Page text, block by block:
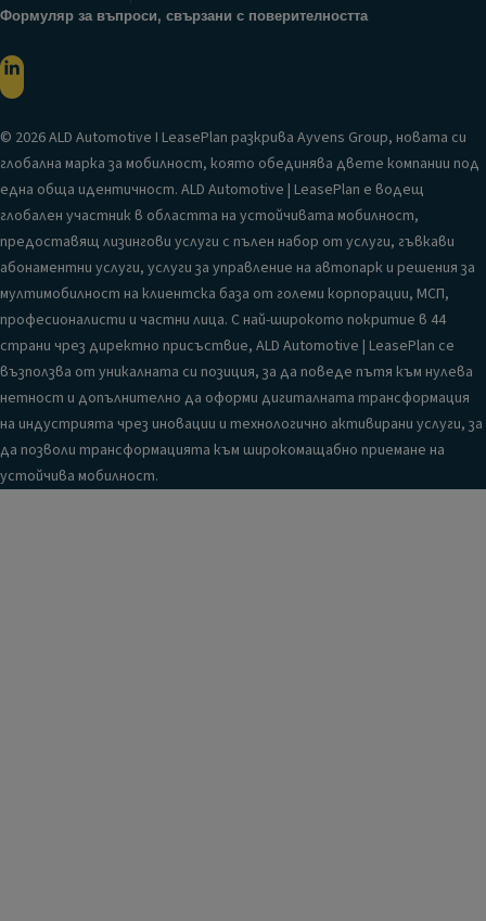
Формуляр за въпроси, свързани с поверителността
© 2026 ALD Automotive I LeasePlan разкрива Ayvens Group, новата си
глобална марка за мобилност, която обединява двете компании под
една обща идентичност. ALD Automotive | LeasePlan е водещ
глобален участник в областта на устойчивата мобилност,
предоставящ лизингови услуги с пълен набор от услуги, гъвкави
абонаментни услуги, услуги за управление на автопарк и решения за
мултимобилност на клиентска база от големи корпорации, МСП,
професионалисти и частни лица. С най-широкото покритие в 44
страни чрез директно присъствие, ALD Automotive | LeasePlan се
възползва от уникалната си позиция, за да поведе пътя към нулева
нетност и допълнително да оформи дигиталната трансформация
на индустрията чрез иновации и технологично активирани услуги, за
да позволи трансформацията към широкомащабно приемане на
устойчива мобилност.